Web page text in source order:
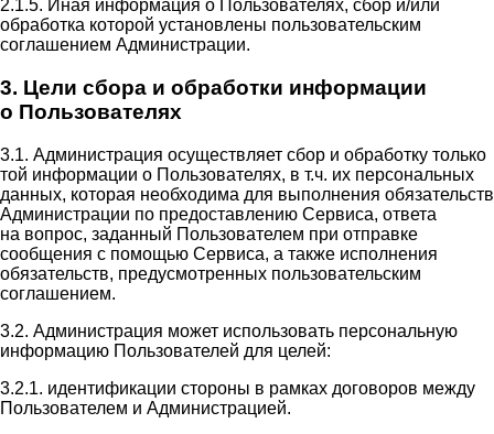
2.1.5. Иная информация о Пользователях, сбор и/или
обработка которой установлены пользовательским
соглашением Администрации.
3. Цели сбора и обработки информации
о Пользователях
3.1. Администрация осуществляет сбор и обработку только
той информации о Пользователях, в т.ч. их персональных
данных, которая необходима для выполнения обязательств
Администрации по предоставлению Сервиса, ответа
на вопрос, заданный Пользователем при отправке
сообщения с помощью Сервиса, а также исполнения
обязательств, предусмотренных пользовательским
соглашением.
3.2. Администрация может использовать персональную
информацию Пользователей для целей:
3.2.1. идентификации стороны в рамках договоров между
Пользователем и Администрацией.